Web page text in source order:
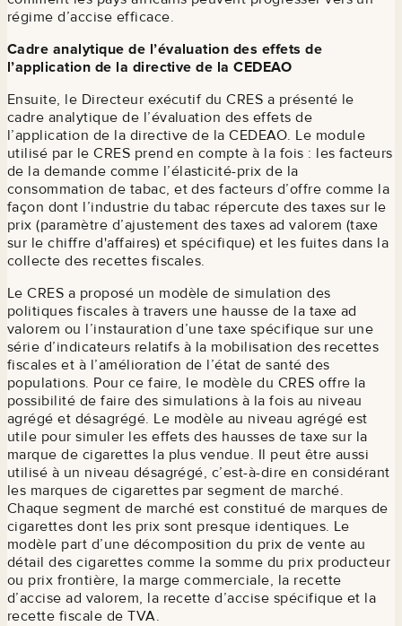
régime d’accise efficace.
Cadre analytique de l’évaluation des effets de
l’application de la directive de la CEDEAO
Ensuite, le Directeur exécutif du CRES a présenté le
cadre analytique de l’évaluation des effets de
l’application de la directive de la CEDEAO. Le module
utilisé par le CRES prend en compte à la fois : les facteurs
de la demande comme l’élasticité-prix de la
consommation de tabac, et des facteurs d’offre comme la
façon dont l’industrie du tabac répercute des taxes sur le
prix (paramètre d’ajustement des taxes ad valorem (taxe
sur le chiffre d'affaires) et spécifique) et les fuites dans la
collecte des recettes fiscales.
Le CRES a proposé un modèle de simulation des
politiques fiscales à travers une hausse de la taxe ad
valorem ou l’instauration d’une taxe spécifique sur une
série d’indicateurs relatifs à la mobilisation des recettes
fiscales et à l’amélioration de l’état de santé des
populations. Pour ce faire, le modèle du CRES offre la
possibilité de faire des simulations à la fois au niveau
agrégé et désagrégé. Le modèle au niveau agrégé est
utile pour simuler les effets des hausses de taxe sur la
marque de cigarettes la plus vendue. Il peut être aussi
utilisé à un niveau désagrégé, c’est-à-dire en considérant
les marques de cigarettes par segment de marché.
Chaque segment de marché est constitué de marques de
cigarettes dont les prix sont presque identiques. Le
modèle part d’une décomposition du prix de vente au
détail des cigarettes comme la somme du prix producteur
ou prix frontière, la marge commerciale, la recette
d’accise ad valorem, la recette d’accise spécifique et la
recette fiscale de TVA.